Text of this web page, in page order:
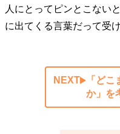
人にとってピンとこない
に出てくる言葉だって受
NEXT
「ど
か」を